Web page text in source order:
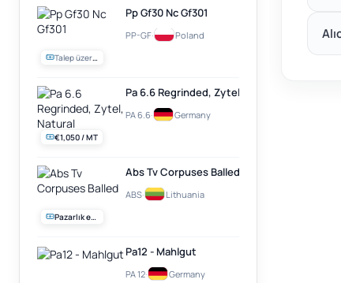
Talep üzerine
Pp Gf30 Nc Gf301
PP-GF· Poland
€1,050 / MT
Pa 6.6 Regrinded, Zytel, Natural
PA 6.6· Germany
Pazarlık edilebilir
Abs Tv Corpuses Balled
ABS· Lithuania
Pa12 - Mahlgut
PA 12· Germany